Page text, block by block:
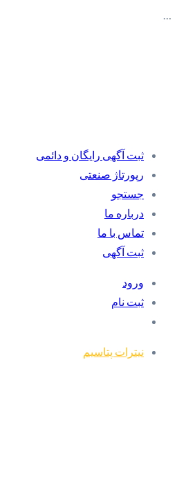
…
ثبت آگهی رایگان و دائمی
رپورتاژ صنعتی
جستجو
درباره ما
تماس با ما
ثبت آگهی
ورود
ثبت نام
نیترات پتاسیم‎